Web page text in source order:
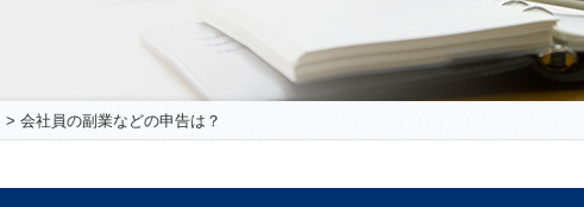
> 会社員の副業などの申告は？